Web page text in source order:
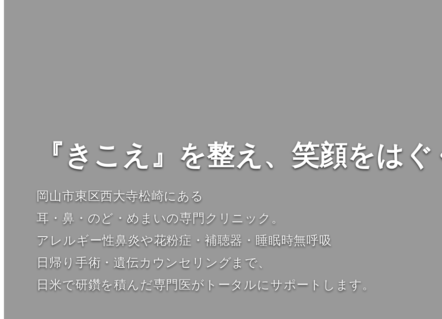
『きこえ』を整え、笑顔をは
岡山市東区西大寺松崎にある
耳・鼻・のど・めまいの専門クリニック。
アレルギー性鼻炎や花粉症・補聴器・睡眠時無呼吸
日帰り手術・遺伝カウンセリングまで、
日米で研鑽を積んだ専門医がトータルにサポートします。